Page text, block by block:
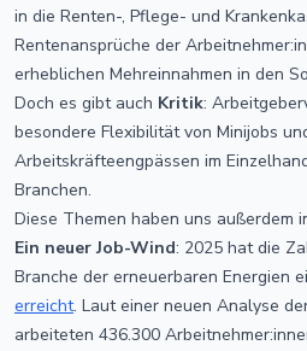
in die Renten-, Pflege- und
Rentenansprüche der
erheblichen Mehreinnahmen in den
Doch es gibt auch Kritik:
besondere Flexibilität von Minijobs
Arbeitskräfteengpässen im
Branchen.
Diese Themen haben uns außerdem
Ein neuer Job-Wind: 2025 hat die
Branche der erneuerbaren Energien
erreicht. Laut einer neuen Analyse
arbeiteten 436.300